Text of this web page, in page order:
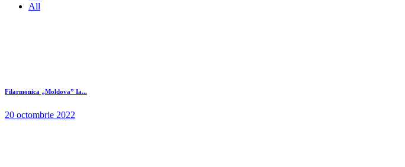
All
Filarmonica „Moldova” Ia...
20 octombrie 2022